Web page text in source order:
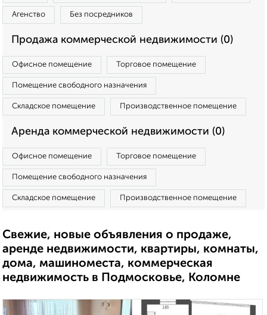
Агенство Без посредников
Продажа коммерческой недвижимости (0)
Офисное помещение Торговое помещение
Помещение свободного назначения
Складское помещение Производственное помещение
Аренда коммерческой недвижимости (0)
Офисное помещение Торговое помещение
Помещение свободного назначения
Складское помещение Производственное помещение
Свежие, новые объявления о продаже,
аренде недвижимости, квартиры, комнаты,
дома, машиноместа, коммерческая
недвижимость в Подмосковье, Коломне